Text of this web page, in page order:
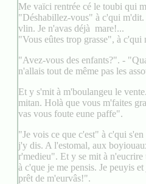
Me vaïci rentrée cé le toubi qui
"Déshabillez-vous" à c'qui m'dit.
vlin. Je n'avas déjà mare!...
"Vous eûtes trop grasse", à
"Avez-vous des enfants?". -
n'allais tout de même pas les
Et y s'mit à m'boulangeu le
mitan. Holà que vous m'faites
vas vous foute eune paffe".
"Je vois ce que c'est" à c'qui
j'y dis. A l'estomal, aux
r'medieu". Et y se mit à n'eucrire
à c'que je me pensis. Je peuyis
prêt de m'eurvâs!".